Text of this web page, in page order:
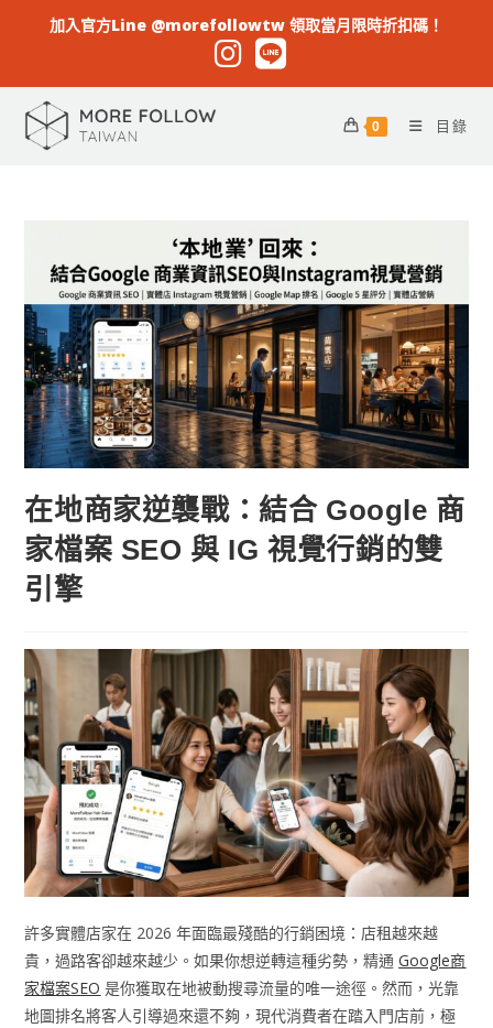
加入官方Line @morefollowtw 領取當月限時折扣碼！
0 目錄
在地商家逆襲戰：結合 Google 商
家檔案 SEO 與 IG 視覺行銷的雙
引擎
許多實體店家在 2026 年面臨最殘酷的行銷困境：店租越來越
貴，過路客卻越來越少。如果你想逆轉這種劣勢，精通Google商
家檔案SEO 是你獲取在地被動搜尋流量的唯一途徑。然而，光靠
地圖排名將客人引導過來還不夠，現代消費者在踏入門店前，極